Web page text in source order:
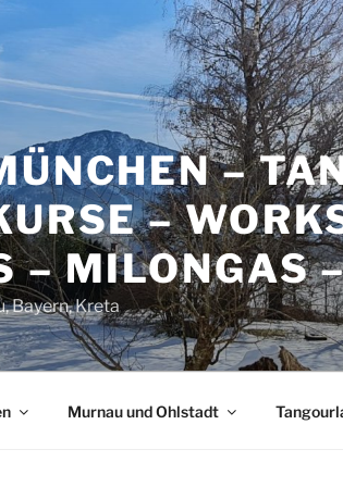
–
–
– MILONGAS
Bayern, Kreta
Murnau und Ohlstadt